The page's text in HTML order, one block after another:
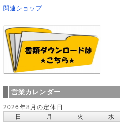
関連ショップ
営業カレンダー
2026年8月の定休日
日
月 火 水